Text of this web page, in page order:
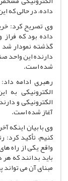
داده، در حالی که
وی تصریح کرد:
داده بود که
گذشته نمودار شد
دارنده این واحد
شده است.
رهبری ادامه
الکترونیکی به
الکترونیکی و
آغاز شده است.
وی با بیان اینکه
کنیم، تأکید کرد:
واقع یکی از راه
باید بدانند که
مبنای آن می